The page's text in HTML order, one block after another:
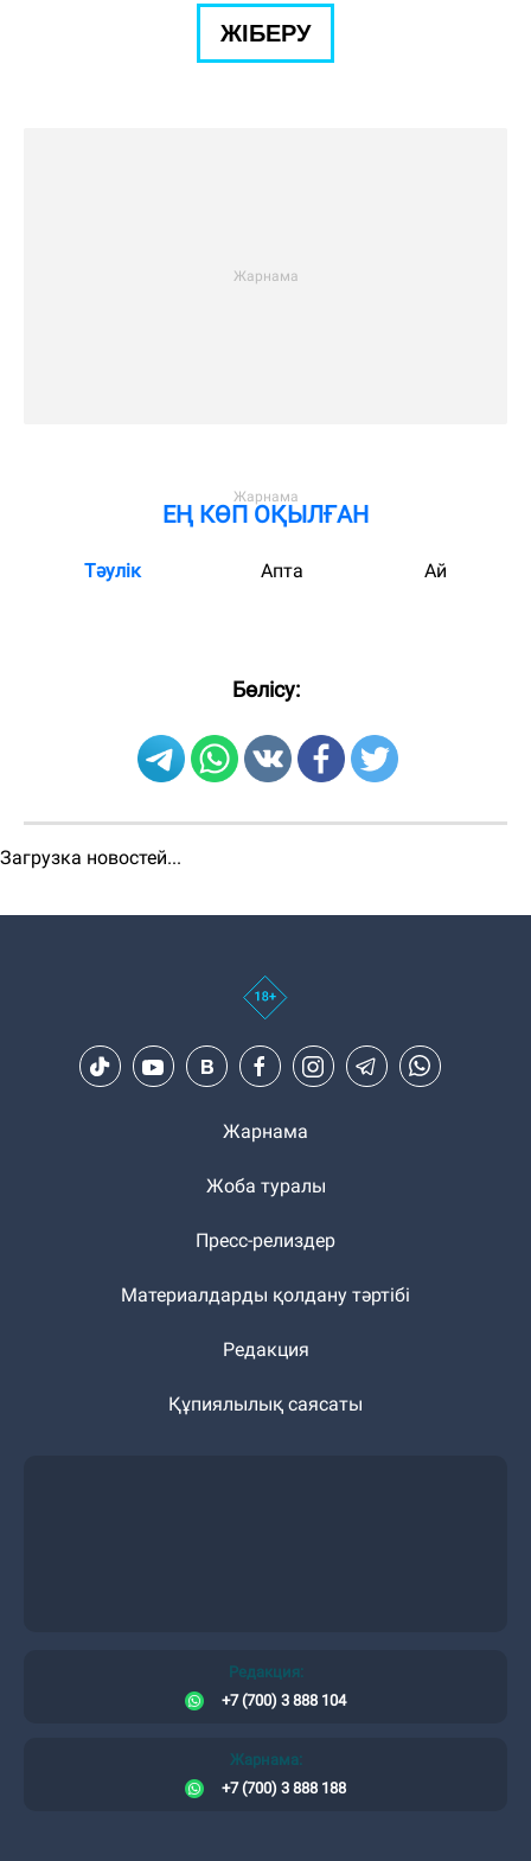
ЖІБЕРУ
ЕҢ КӨП ОҚЫЛҒАН
Тәулік Апта Ай
Бөлісу:
Загрузка новостей...
Жарнама
Жоба туралы
Пресс-релиздер
Материалдарды қолдану тәртібі
Редакция
Құпиялылық саясаты
Редакция:
+7 (700) 3 888 104
Жарнама:
+7 (700) 3 888 188